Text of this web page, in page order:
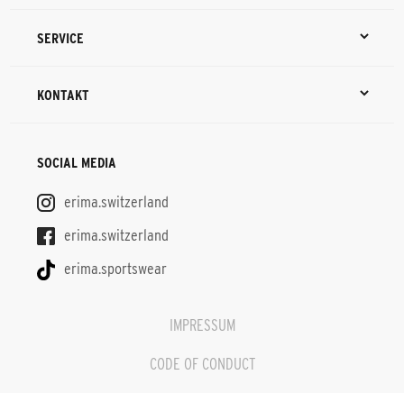
SERVICE
KONTAKT
SOCIAL MEDIA
erima.switzerland
erima.switzerland
erima.sportswear
IMPRESSUM
CODE OF CONDUCT